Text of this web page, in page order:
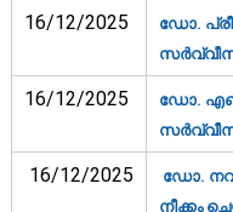
16/12/2025
ഡോ.
16/12/2025
ഡോ.
16/12/2025
ഡോ.
നീക്കം